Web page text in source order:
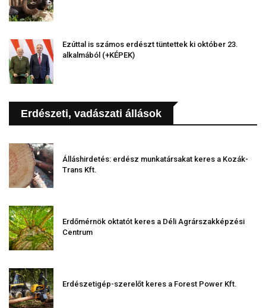
Ezúttal is számos erdészt tüntettek ki október 23.
alkalmából (+KÉPEK)
Erdészeti, vadászati állások
Álláshirdetés: erdész munkatársakat keres a Kozák-
Trans Kft.
Erdőmérnök oktatót keres a Déli Agrárszakképzési
Centrum
Erdészetigép-szerelőt keres a Forest Power Kft.